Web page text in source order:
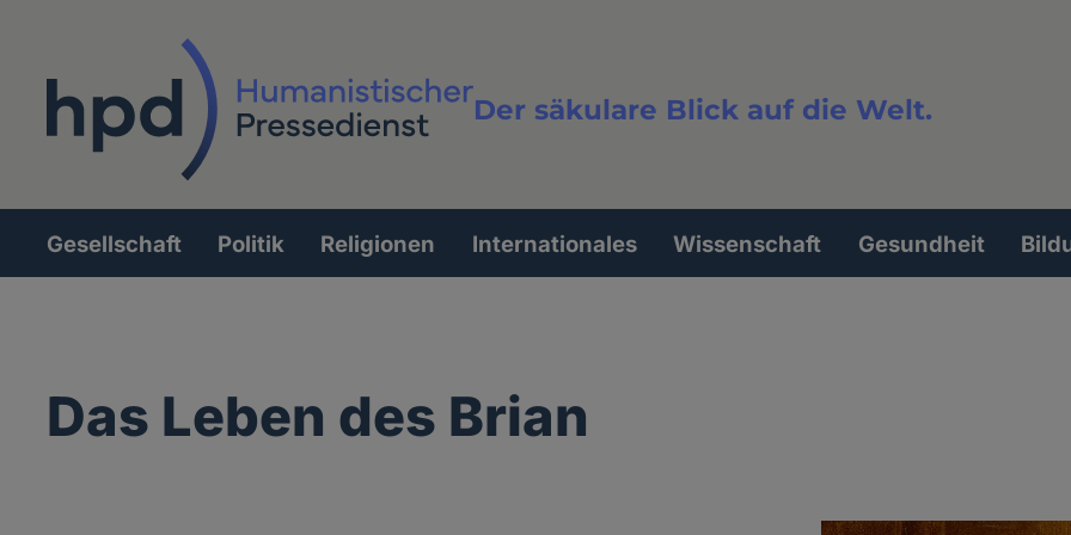
Der säkulare Blick auf die Welt.
Volltextsuche
Hauptnavigation
Gesellschaft Politik Religionen Internationales Wissenschaft Gesundheit
Das Leben des Brian